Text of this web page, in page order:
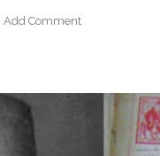
Add Comment